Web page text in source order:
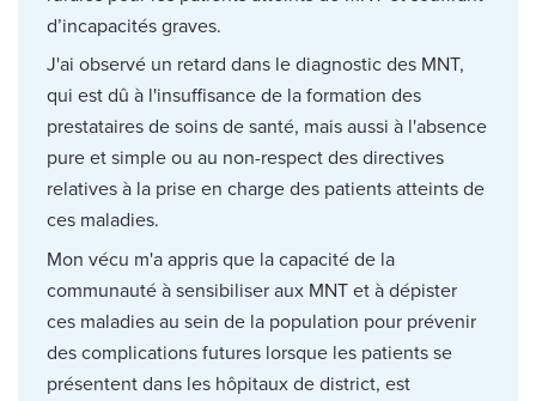
d’incapacités graves.
J'ai observé un retard dans le diagnostic des MNT,
qui est dû à l'insuffisance de la formation des
prestataires de soins de santé, mais aussi à l'absence
pure et simple ou au non-respect des directives
relatives à la prise en charge des patients atteints de
ces maladies.
Mon vécu m'a appris que la capacité de la
communauté à sensibiliser aux MNT et à dépister
ces maladies au sein de la population pour prévenir
des complications futures lorsque les patients se
présentent dans les hôpitaux de district, est